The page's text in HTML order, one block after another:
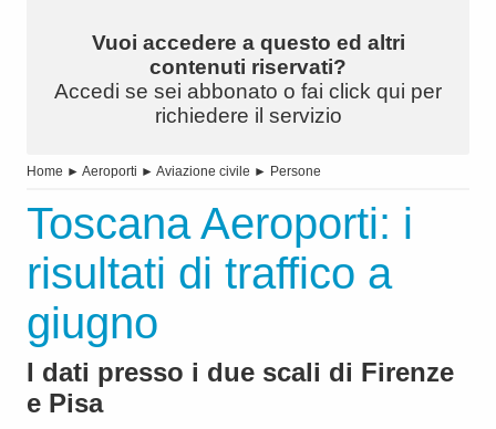
Vuoi accedere a questo ed altri
contenuti riservati?
Accedi se sei abbonato o fai click qui per
richiedere il servizio
Home ► Aeroporti ► Aviazione civile ► Persone
Toscana Aeroporti: i
risultati di traffico a
giugno
I dati presso i due scali di Firenze
e Pisa